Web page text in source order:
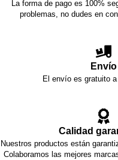
La forma de pago es 100%
problemas, no dudes en
Envío
El envío es gratuito
Calidad
Nuestros productos están
Colaboramos las mejores